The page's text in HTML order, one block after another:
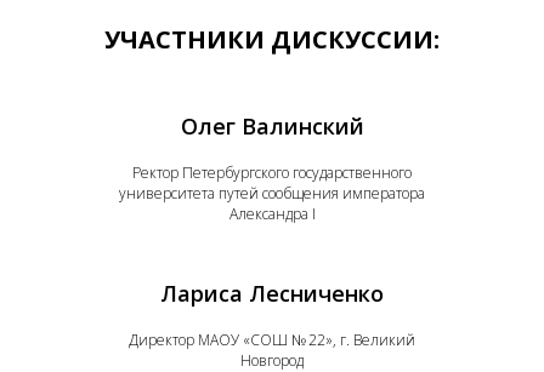
УЧАСТНИКИ ДИСКУССИИ:
Олег Валинский
Ректор Петербургского государственного
университета путей сообщения императора
Александра I
Лариса Лесниченко
Директор МАОУ «СОШ № 22», г. Великий
Новгород